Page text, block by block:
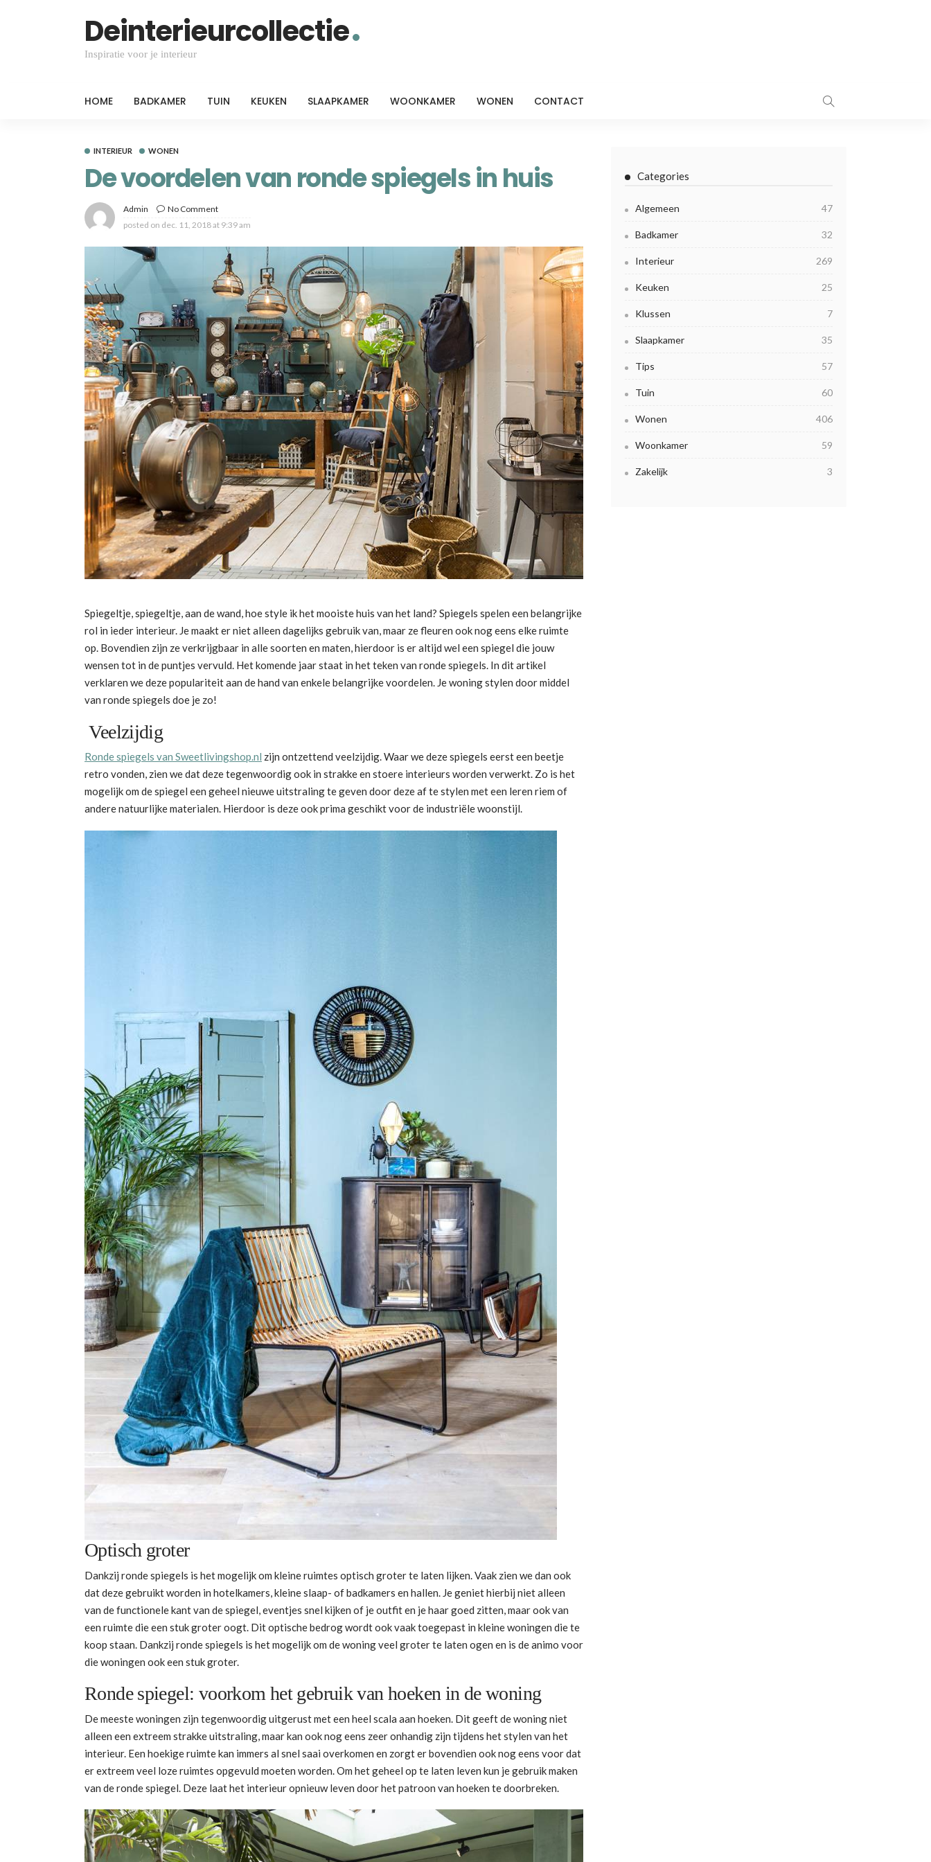
Deinterieurcollectie
Inspiratie voor je interieur
HOME BADKAMER TUIN KEUKEN SLAAPKAMER WOONKAMER WONEN CONTACT
INTERIEUR WONEN
De voordelen van ronde spiegels in huis
Admin
No Comment
posted on dec. 11, 2018 at 9:39 am
Spiegeltje, spiegeltje, aan de wand, hoe style ik het mooiste huis van het land? Spiegels spelen een belangrijke
rol in ieder interieur. Je maakt er niet alleen dagelijks gebruik van, maar ze fleuren ook nog eens elke ruimte
op. Bovendien zijn ze verkrijgbaar in alle soorten en maten, hierdoor is er altijd wel een spiegel die jouw
wensen tot in de puntjes vervuld. Het komende jaar staat in het teken van ronde spiegels. In dit artikel
verklaren we deze populariteit aan de hand van enkele belangrijke voordelen. Je woning stylen door middel
van ronde spiegels doe je zo!
Veelzijdig
Ronde spiegels van Sweetlivingshop.nl zijn ontzettend veelzijdig. Waar we deze spiegels eerst een beetje
retro vonden, zien we dat deze tegenwoordig ook in strakke en stoere interieurs worden verwerkt. Zo is het
mogelijk om de spiegel een geheel nieuwe uitstraling te geven door deze af te stylen met een leren riem of
andere natuurlijke materialen. Hierdoor is deze ook prima geschikt voor de industriële woonstijl.
Optisch groter
Dankzij ronde spiegels is het mogelijk om kleine ruimtes optisch groter te laten lijken. Vaak zien we dan ook
dat deze gebruikt worden in hotelkamers, kleine slaap- of badkamers en hallen. Je geniet hierbij niet alleen
van de functionele kant van de spiegel, eventjes snel kijken of je outfit en je haar goed zitten, maar ook van
een ruimte die een stuk groter oogt. Dit optische bedrog wordt ook vaak toegepast in kleine woningen die te
koop staan. Dankzij ronde spiegels is het mogelijk om de woning veel groter te laten ogen en is de animo voor
die woningen ook een stuk groter.
Ronde spiegel: voorkom het gebruik van hoeken in de woning
De meeste woningen zijn tegenwoordig uitgerust met een heel scala aan hoeken. Dit geeft de woning niet
alleen een extreem strakke uitstraling, maar kan ook nog eens zeer onhandig zijn tijdens het stylen van het
interieur. Een hoekige ruimte kan immers al snel saai overkomen en zorgt er bovendien ook nog eens voor dat
er extreem veel loze ruimtes opgevuld moeten worden. Om het geheel op te laten leven kun je gebruik maken
van de ronde spiegel. Deze laat het interieur opnieuw leven door het patroon van hoeken te doorbreken.
Categories
Algemeen 47
Badkamer 32
Interieur 269
Keuken 25
Klussen 7
Slaapkamer 35
Tips 57
Tuin 60
Wonen 406
Woonkamer 59
Zakelijk 3